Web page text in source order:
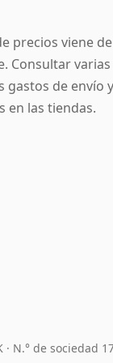
precios viene
Consultar
gastos de
en las tiendas.
· N.° de sociedad